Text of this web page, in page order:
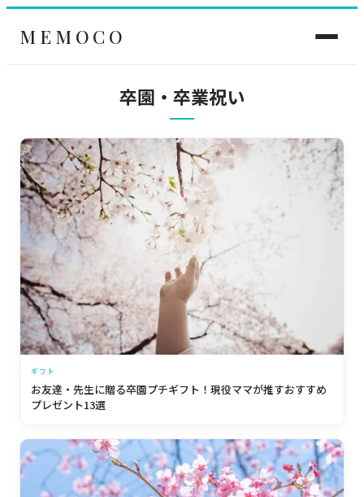
MEMOCO
卒園・卒業祝い
ギフト
お友達・先生に贈る卒園プチギフト！現役ママが推すおすすめ
プレゼント13選